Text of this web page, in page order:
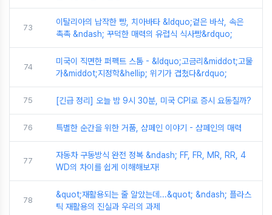
73
이탈리아의 납작한 빵, 치아바타 &ldquo;겉은 바삭, 속은
촉촉 &ndash; 꾸덕한 매력의 유럽식 식사빵&rdquo;
74
미국이 직면한 퍼펙트 스톰 - &ldquo;고금리&middot;고물
가&middot;지정학&hellip; 위기가 겹쳤다&rdquo;
75 [긴급 정리] 오늘 밤 9시 30분, 미국 CPI로 증시 요동칠까?
76 특별한 순간을 위한 거품, 샴페인 이야기 - 샴페인의 매력
77
자동차 구동방식 완전 정복 &ndash; FF, FR, MR, RR, 4
WD의 차이를 쉽게 이해해보자!
78
&quot;재활용되는 줄 알았는데...&quot; &ndash; 플라스
틱 재활용의 진실과 우리의 과제